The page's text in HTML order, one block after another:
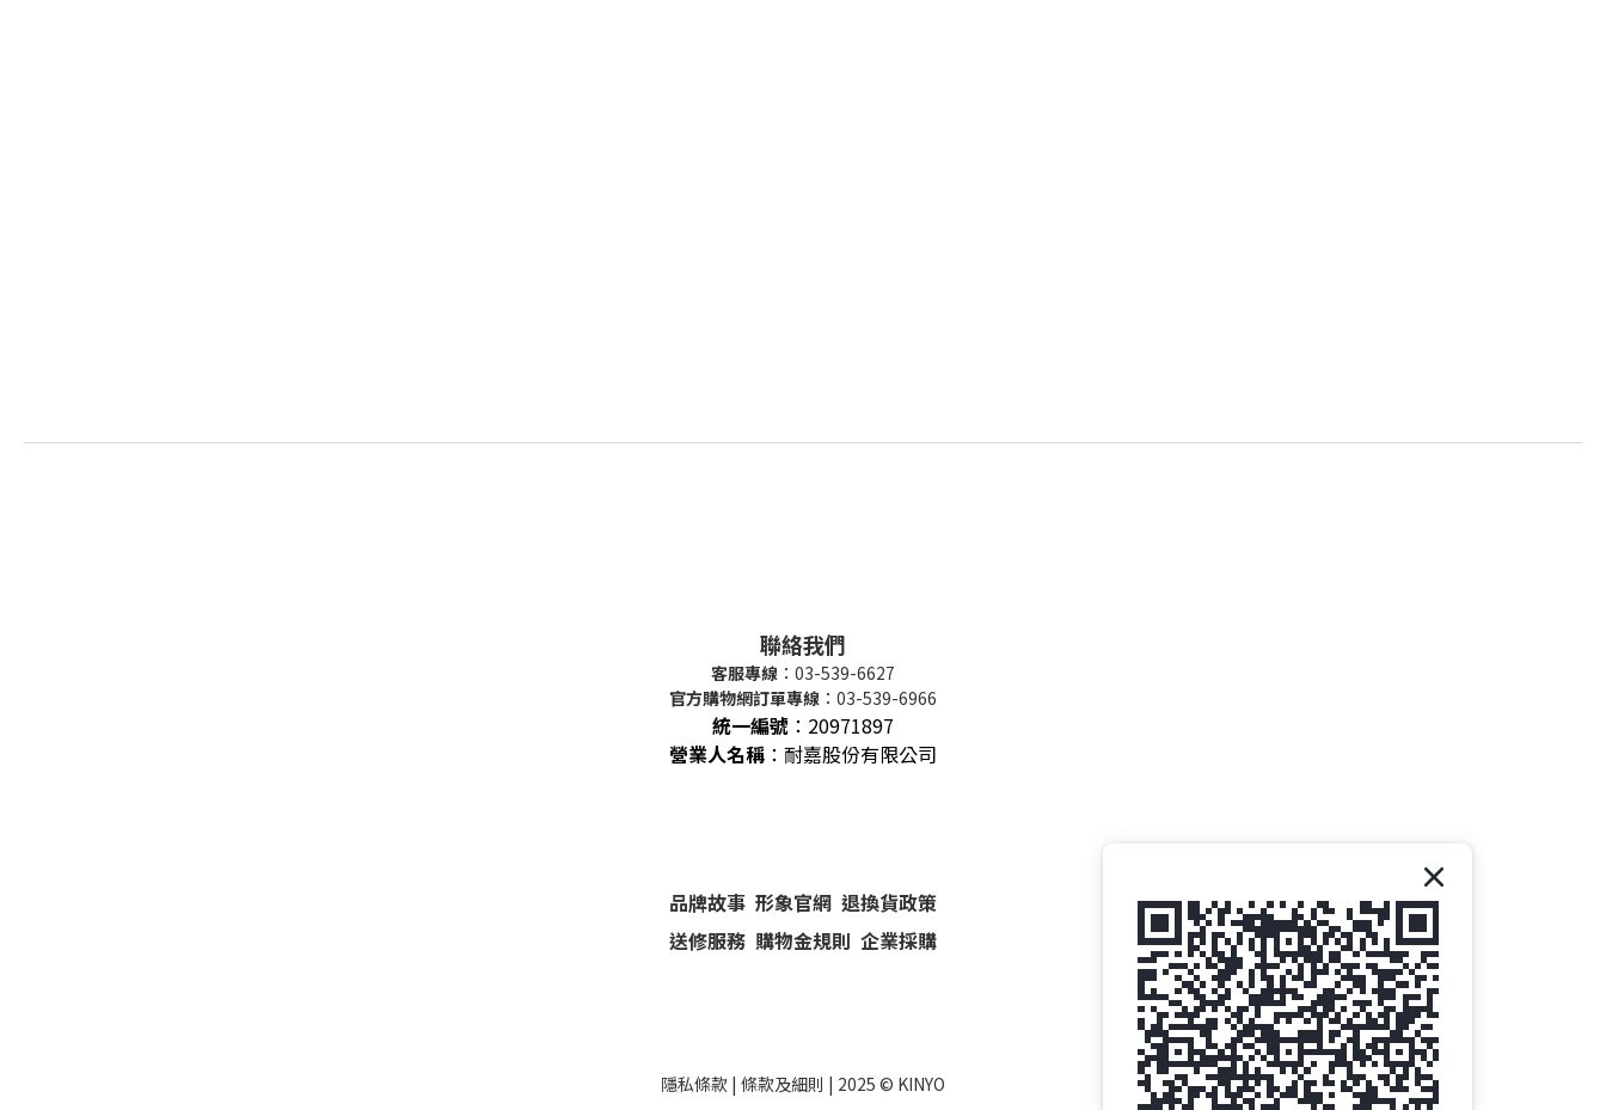
聯絡我們
客服專線 ：03-539-6627
官方購物網訂單專線 ：03-539-6966
統一編號 ： 20971897
營業人名稱 ：耐嘉股份有限公司
品牌故事 形象官網 退換貨政策
送修服務 購物金規則 企業採購
隱私條款 | 條款及細則 | 2025 © KINYO